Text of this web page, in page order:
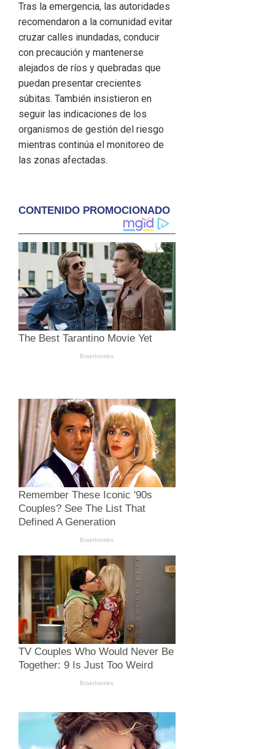
Tras la emergencia, las autoridades
recomendaron a la comunidad evitar
cruzar calles inundadas, conducir
con precaución y mantenerse
alejados de ríos y quebradas que
puedan presentar crecientes
súbitas. También insistieron en
seguir las indicaciones de los
organismos de gestión del riesgo
mientras continúa el monitoreo de
las zonas afectadas.